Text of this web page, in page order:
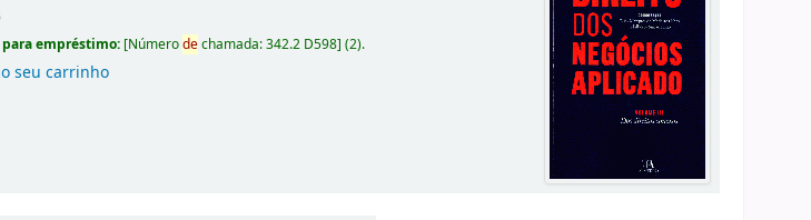
empréstimo: [Númerodechamada:342.2 D598](2).
seu carrinho